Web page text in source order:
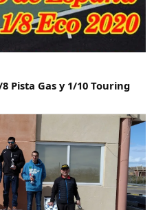
Pista Gas y 1/10 Touring